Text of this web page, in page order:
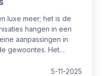
luxe meer; het is de
hangen in een
aanpassingen in
gewoontes. Het
kracht kan
5-11-2025